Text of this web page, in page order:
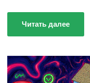
Читать далее